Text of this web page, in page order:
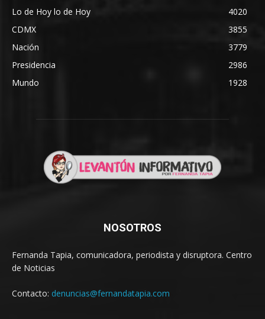
Lo de Hoy lo de Hoy
4020
CDMX
3855
Nación
3779
Presidencia
2986
Mundo
1928
NOSOTROS
Fernanda Tapia, comunicadora, periodista y disruptora. Centro
de Noticias
Contacto: denuncias@fernandatapia.com